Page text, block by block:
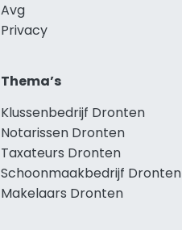
Avg
Privacy
Thema’s
Klussenbedrijf Dronten
Notarissen Dronten
Taxateurs Dronten
Schoonmaakbedrijf Dronten
Makelaars Dronten